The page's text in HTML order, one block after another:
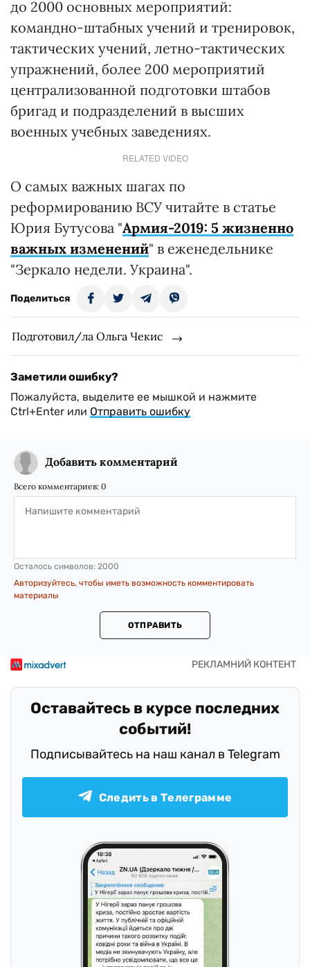
до 2000 основных мероприятий:
командно-штабных учений и тренировок,
тактических учений, летно-тактических
упражнений, более 200 мероприятий
централизованной подготовки штабов
бригад и подразделений в высших
военных учебных заведениях.
RELATED VIDEO
О самых важных шагах по
реформированию ВСУ читайте в статье
Юрия Бутусова "Армия-2019: 5 жизненно
важных изменений" в еженедельнике
"Зеркало недели. Украина".
Поделиться
Подготовил/ла Ольга Чекис
Заметили ошибку?
Пожалуйста, выделите ее мышкой и нажмите
Ctrl+Enter или Отправить ошибку
Добавить комментарий
Всего комментариев: 0
Осталось символов: 2000
Авторизуйтесь, чтобы иметь возможность комментировать
материалы
ОТПРАВИТЬ
Оставайтесь в курсе последних
событий!
Подписывайтесь на наш канал в Telegram
Следить в Телеграмме